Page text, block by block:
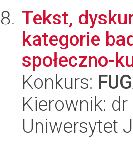
Tekst,
kategorie
społeczno-
Konkurs:
Kierownik:
Uniwersytet